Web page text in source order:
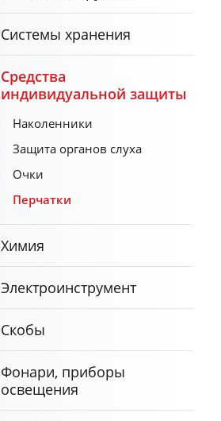
Системы хранения
Средства
индивидуальной защиты
Наколенники
Защита органов слуха
Очки
Перчатки
Химия
Электроинструмент
Скобы
Фонари, приборы
освещения